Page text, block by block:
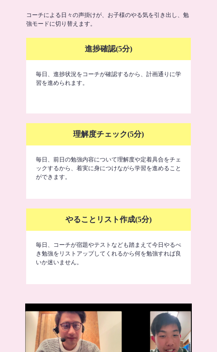
コーチによる日々の声掛けが、お子様のやる気を引き出し、勉
強モードに切り替えます。
進捗確認(5分)
毎日、進捗状況をコーチが確認するから、計画通りに学
習を進められます。
理解度チェック(5分)
毎日、前日の勉強内容について理解度や定着具合をチェ
ックするから、着実に身につけながら学習を進めること
ができます。
やることリスト作成(5分)
毎日、コーチが宿題やテストなども踏まえて今日やるべ
き勉強をリストアップしてくれるから何を勉強すれば良
いか迷いません。